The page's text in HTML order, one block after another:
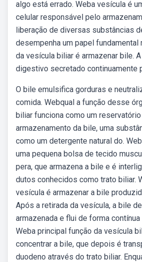
algo está errado. Weba vesícula é
celular responsável pelo
liberação de diversas substâncias
desempenha um papel fundamental
da vesícula biliar é armazenar bile.
digestivo secretado continuamente
O bile emulsifica gorduras e
comida. Webqual a função desse
biliar funciona como um
armazenamento da bile, uma
como um detergente natural do.
uma pequena bolsa de tecido
pera, que armazena a bile e é
dutos conhecidos como trato biliar.
vesícula é armazenar a bile
Após a retirada da vesícula, a bile
armazenada e flui de forma
Weba principal função da vesícula
concentrar a bile, que depois é
duodeno através do trato biliar.